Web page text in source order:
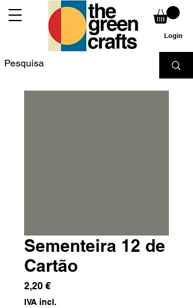
Login
Sementeira 12 de
Cartão
2,20 €Preço
IVA incl.